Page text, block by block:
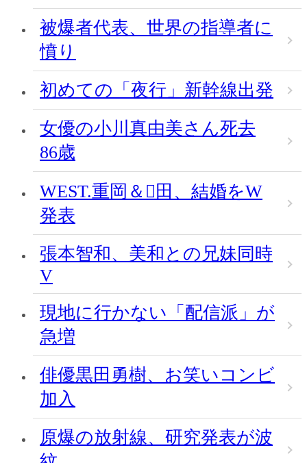
被爆者代表、世界の指導者に
憤り
初めての「夜行」新幹線出発
女優の小川真由美さん死去
86歳
WEST.重岡＆田、結婚をW
発表
張本智和、美和との兄妹同時
V
現地に行かない「配信派」が
急増
俳優黒田勇樹、お笑いコンビ
加入
原爆の放射線、研究発表が波